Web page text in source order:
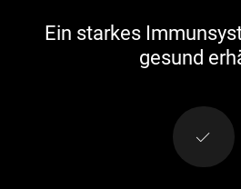
Ein starkes
gesund